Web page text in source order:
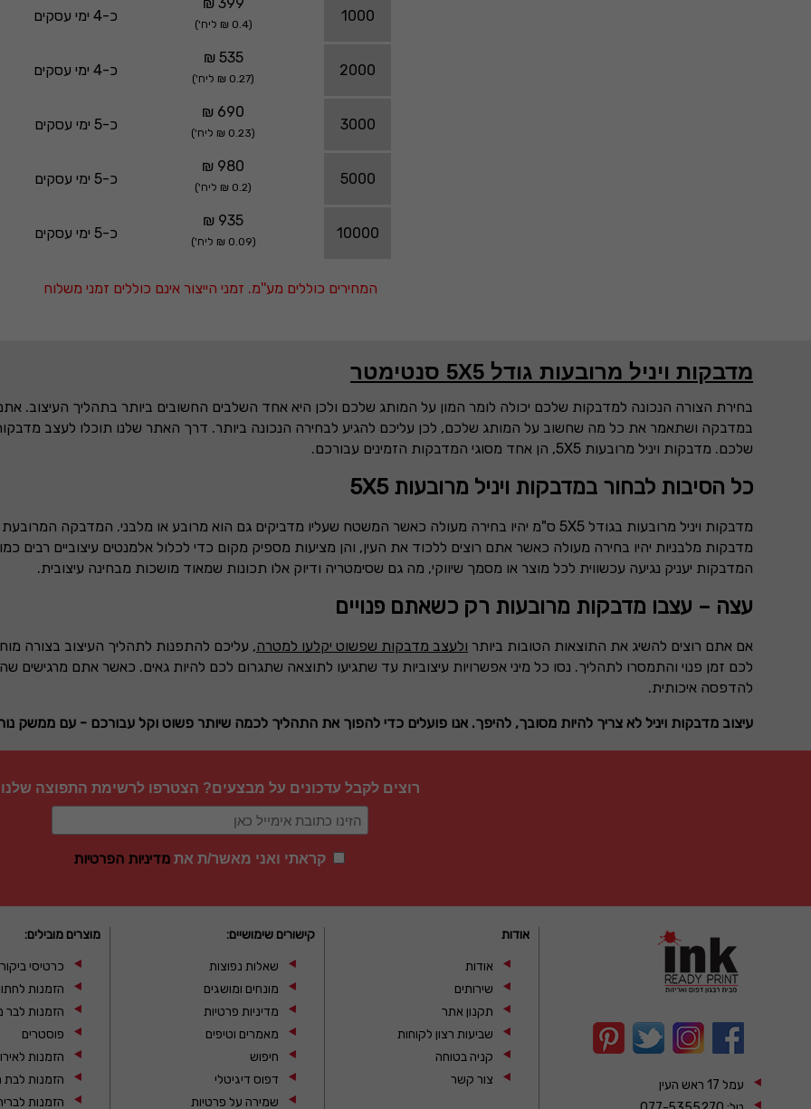
1000 (0.4 ₪ ליח') כ-4 ימי עסקים
2000
535 ₪
(0.27 ₪ ליח') כ-4 ימי עסקים
3000
690 ₪
(0.23 ₪ ליח') כ-5 ימי עסקים
5000
980 ₪
(0.2 ₪ ליח') כ-5 ימי עסקים
10000
935 ₪
(0.09 ₪ ליח') כ-5 ימי עסקים
המחירים כוללים מע''מ. זמני הייצור אינם כוללים זמני משלוח
מדבקות ויניל מרובעות גודל 5X5 סנטימטר
בחירת הצורה הנכונה למדבקות שלכם יכולה לומר המון על המותג שלכם ולכן היא אחד השלבים החשובים ביותר בתהליך העיצוב.
במדבקה ושתאמר את כל מה שחשוב על המותג שלכם, לכן עליכם להגיע לבחירה הנכונה ביותר. דרך האתר שלנו תוכלו לעצב
שלכם. מדבקות ויניל מרובעות 5X5, הן אחד מסוגי המדבקות הזמינים עבורכם.
כל הסיבות לבחור במדבקות ויניל מרובעות 5X5
מדבקות ויניל מרובעות בגודל 5X5 ס"מ יהיו בחירה מעולה כאשר המשטח שעליו מדביקים גם הוא מרובע או מלבני. המדבקה
מדבקות מלבניות יהיו בחירה מעולה כאשר אתם רוצים ללכוד את העין, והן מציעות מספיק מקום כדי לכלול אלמנטים עיצוביים
המדבקות יעניק נגיעה עכשווית לכל מוצר או מסמך שיווקי, מה גם שסימטריה ודיוק אלו תכונות שמאוד מושכות מבחינה עיצובית.
עצה – עצבו מדבקות מרובעות רק כשאתם פנויים
אם אתם רוצים להשיג את התוצאות הטובות ביותר ולעצב מדבקות שפשוט יקלעו למטרה, עליכם להתפנות לתהליך העיצוב בצורה
לכם זמן פנוי והתמסרו לתהליך. נסו כל מיני אפשרויות עיצוביות עד שתגיעו לתוצאה שתגרום לכם להיות גאים. כאשר אתם מרגישים
להדפסה איכותית.
עיצוב מדבקות ויניל לא צריך להיות מסובך, להיפך. אנו פועלים כדי להפוך את התהליך לכמה שיותר פשוט וקל עבורכם - עם ממשק
רוצים לקבל עדכונים על מבצעים? הצטרפו לרשימת התפוצה שלנו
קראתי ואני מאשר/ת אתמדיניות הפרטיות
עמל 17 ראש העין
אודות
אודות
שירותים
תקנון אתר
שביעות רצון לקוחות
קניה בטוחה
צור קשר
קישורים שימושיים:
שאלות נפוצות
מונחים ומושגים
מדיניות פרטיות
מאמרים וטיפים
חיפוש
דפוס דיגיטלי
שמירה על פרטיות
מוצרים מובילים:
כרטיסי ביקור
הזמנות
הזמנות לבר
פוסטרים
הזמנות
הזמנות לבת
הזמנות